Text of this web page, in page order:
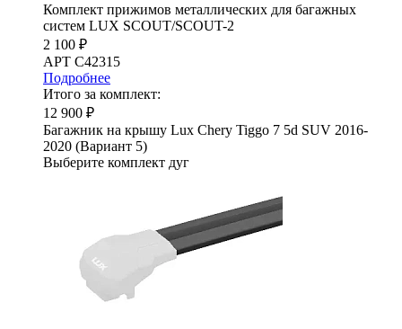
Комплект прижимов металлических для багажных
систем LUX SCOUT/SCOUT-2
2 100 ₽
АРТ C42315
Подробнее
Итого за комплект:
12 900 ₽
Багажник на крышу Lux Chery Tiggo 7 5d SUV 2016-
2020 (Вариант 5)
Выберите комплект дуг